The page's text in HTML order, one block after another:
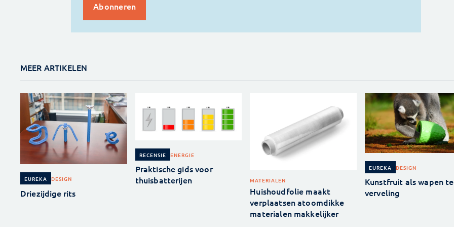
MEER ARTIKELEN
EUREKA DESIGN
Driezijdige rits
RECENSIE ENERGIE
Praktische gids voor
thuisbatterijen
MATERIALEN
Huishoudfolie maakt
verplaatsen atoomdikke
materialen makkelijker
EUREKA DESIGN
Kunstfruit als wapen
verveling